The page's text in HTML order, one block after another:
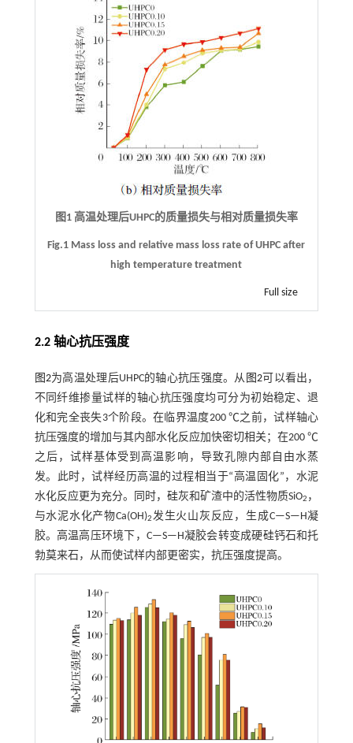
图1 高温处理后UHPC的质量损失与相对质量损失率
Fig.1 Mass loss and relative mass loss rate of UHPC after
high temperature treatment
Full size
2.2 轴心抗压强度
图2为高温处理后UHPC的轴心抗压强度。从 图2可以看出，
不同纤维掺量试样的轴心抗压强度均可分为初始稳定、退
化和完全丧失3个阶段。在临界温度200 ℃之前，试样轴心
抗压强度的增加与其内部水化反应加快密切相关；在200 ℃
之后，试样基体受到高温影响，导致孔隙内部自由水蒸
发。此时，试样经历高温的过程相当于“高温固化”，水泥
水化反应更为充分。同时，硅灰和矿渣中的活性物质SiO2 ，
与水泥水化产物Ca(OH)2发生火山灰反应，生成C—S—H凝
胶。高温高压环境下，C—S—H凝胶会转变成硬硅钙石和托
勃莫来石，从而使试样内部更密实，抗压强度提高。